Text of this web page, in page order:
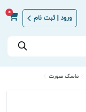
ورود | ثبت نام
0
ماسک صورت